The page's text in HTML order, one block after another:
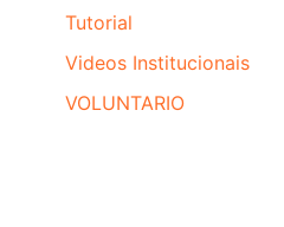
Tutorial
Videos Institucionais
VOLUNTARIO